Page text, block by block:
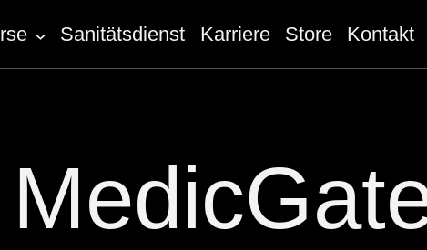
Sanitätsdienst Karriere Store Kontakt